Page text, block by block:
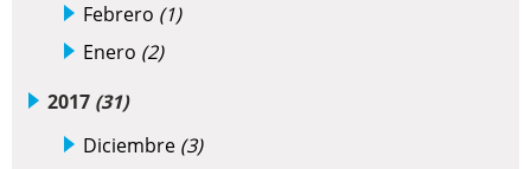
Febrero (1)
Enero (2)
2017 (31)
Diciembre (3)